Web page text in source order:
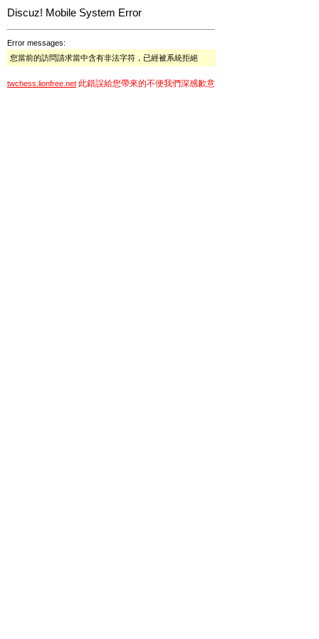
Discuz! Mobile System Error
Error messages:
您當前的訪問請求當中含有非法字符，已經被系統拒絕
twchess.lionfree.net 此錯誤給您帶來的不便我們深感歉意